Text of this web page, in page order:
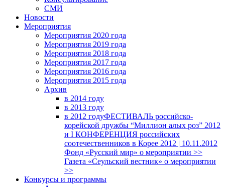
СМИ
Новости
Мероприятия
Мероприятия 2020 года
Мероприятия 2019 года
Мероприятия 2018 годa
Мероприятия 2017 года
Мероприятия 2016 года
Мероприятия 2015 года
Архив
в 2014 году
в 2013 году
в 2012 годуФЕСТИВАЛЬ российско-
корейской дружбы “Миллион алых роз” 2012
и I КОНФЕРЕНЦИЯ российских
соотечественников в Корее 2012 | 10.11.2012
Фонд «Русский мир» о мероприятии >>
Газета «Сеульский вестник» о мероприятии
>>
Конкурсы и программы